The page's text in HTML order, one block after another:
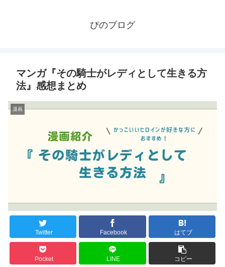
ぴのブログ
マンガ『その騎士がレディとして生きる方
法』感想まとめ
漫画
Twitter Facebook はてブ
Pocket LINE コピー